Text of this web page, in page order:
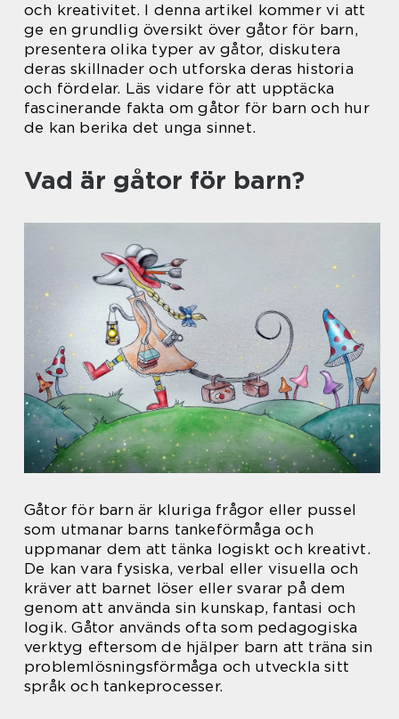
och kreativitet. I denna artikel kommer vi att
ge en grundlig översikt över gåtor för barn,
presentera olika typer av gåtor, diskutera
deras skillnader och utforska deras historia
och fördelar. Läs vidare för att upptäcka
fascinerande fakta om gåtor för barn och hur
de kan berika det unga sinnet.
Vad är gåtor för barn?
Gåtor för barn är kluriga frågor eller pussel
som utmanar barns tankeförmåga och
uppmanar dem att tänka logiskt och kreativt.
De kan vara fysiska, verbal eller visuella och
kräver att barnet löser eller svarar på dem
genom att använda sin kunskap, fantasi och
logik. Gåtor används ofta som pedagogiska
verktyg eftersom de hjälper barn att träna sin
problemlösningsförmåga och utveckla sitt
språk och tankeprocesser.